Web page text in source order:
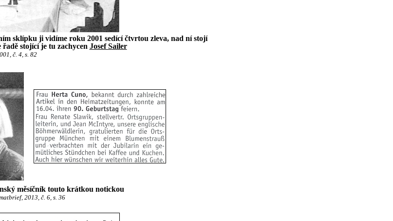
sklípku ji vidíme roku 2001 sedící čtvrtou zleva, nad ní stojí
stojící je tu zachycen Josef Sailer
č. 4, s. 82
měsíčník touto krátkou notickou
2013, č. 6, s. 36